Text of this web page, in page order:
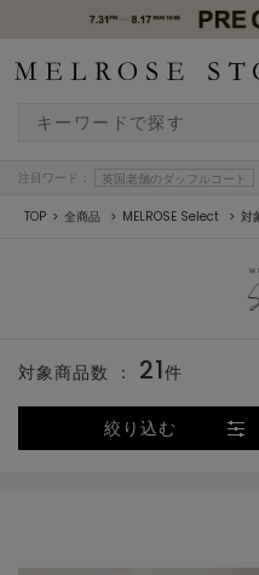
注目ワード： 英国老舗のダッフルコート
TOP 全商品 MELROSE Select 対
絞り込む
対象商品数 ： 21件